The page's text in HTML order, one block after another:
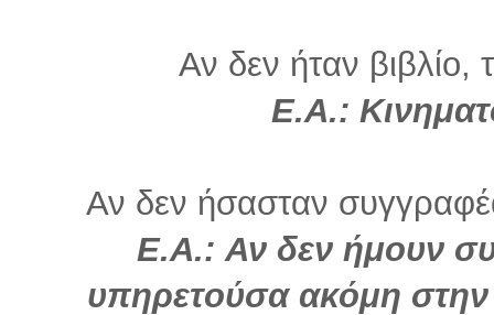
Αν δεν ήταν βιβλίο,
Ε.Α.:
Αν δεν ήσασταν
Ε.Α.: Αν δεν ήμουν
υπηρετούσα ακόμη